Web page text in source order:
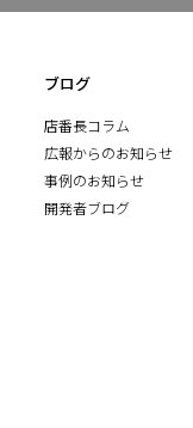
ブログ
店番長コラム
広報からのお知らせ
事例のお知らせ
開発者ブログ